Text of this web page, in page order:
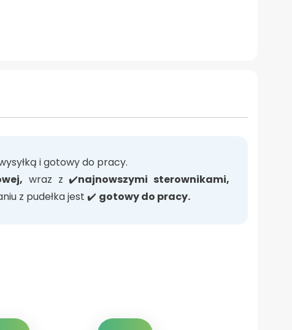
i gotowy do pracy.
wraz z ✔️najnowszymi sterownikami,
z pudełka jest ✔️ gotowy do pracy.